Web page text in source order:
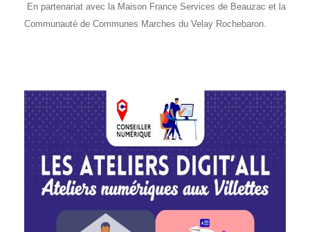
En partenariat avec la Maison France Services de Beauzac et la
Communauté de Communes Marches du Velay Rochebaron.